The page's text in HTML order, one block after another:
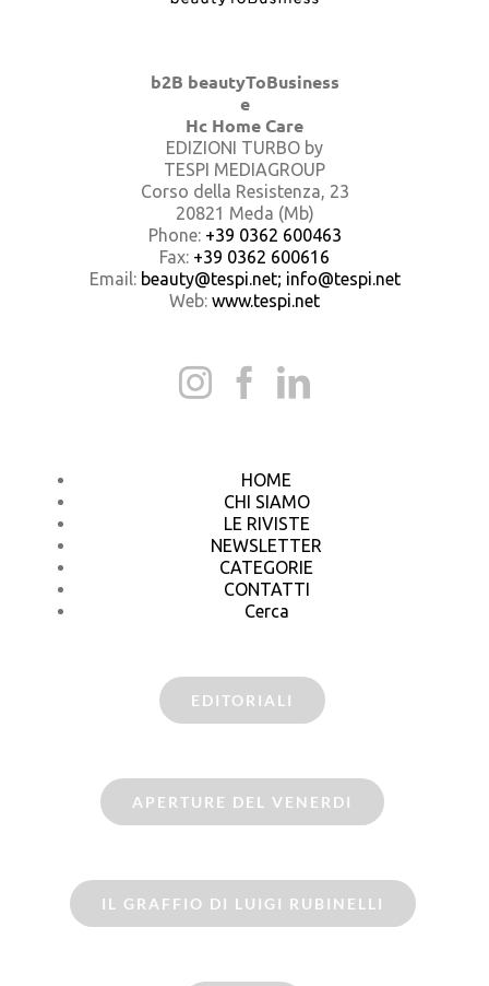
b2B beautyToBusiness
e
Hc Home Care
EDIZIONI TURBO by
TESPI MEDIAGROUP
Corso della Resistenza, 23
20821 Meda (Mb)
Phone: +39 0362 600463
Fax: +39 0362 600616
Email: beauty@tespi.net; info@tespi.net
Web: www.tespi.net
HOME
CHI SIAMO
LE RIVISTE
NEWSLETTER
CATEGORIE
CONTATTI
Cerca
EDITORIALI
APERTURE DEL VENERDI
IL GRAFFIO DI LUIGI RUBINELLI